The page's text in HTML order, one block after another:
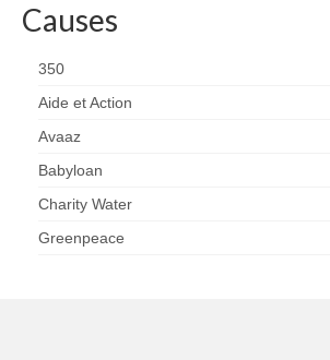
Causes
350
Aide et Action
Avaaz
Babyloan
Charity Water
Greenpeace